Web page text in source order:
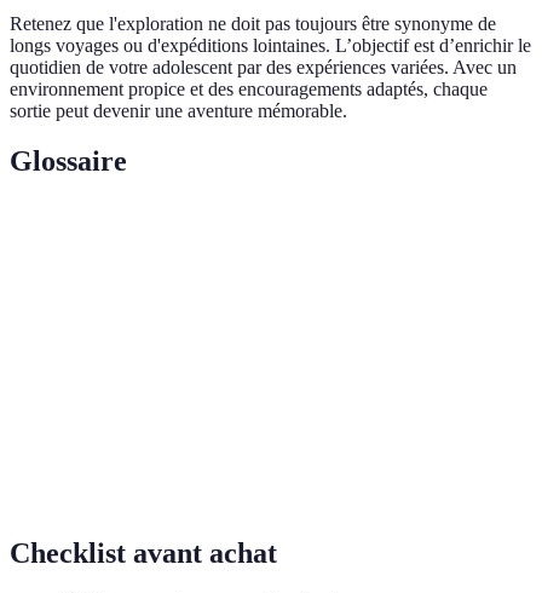
Retenez que l'exploration ne doit pas toujours être synonyme de
longs voyages ou d'expéditions lointaines. L’objectif est d’enrichir le
quotidien de votre adolescent par des expériences variées. Avec un
environnement propice et des encouragements adaptés, chaque
sortie peut devenir une aventure mémorable.
Glossaire
Checklist avant achat